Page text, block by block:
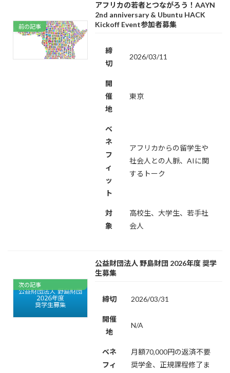
前の記事
アフリカの若者とつながろう！AAYN
2nd anniversary & Ubuntu HACK
Kickoff Event参加者募集
締
切
2026/03/11
開
催
地
東京
ベ
ネ
フ
ィ
ッ
ト
アフリカからの留学生や
社会人との人脈、AIに関
するトーク
対
象
高校生、大学生、若手社
会人
次の記事
公益財団法人 野島財団 2026年度 奨学
生募集
締切 2026/03/31
開催
地
N/A
ベネ
フィ
月額70,000円の返済不要
奨学金、正規課程修了ま